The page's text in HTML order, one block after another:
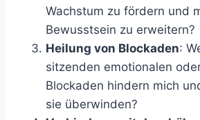
Wachstum zu fördern und
Bewusstsein zu erweitern?
Heilung von Blockaden:
sitzenden emotionalen
Blockaden hindern mich
sie überwinden?